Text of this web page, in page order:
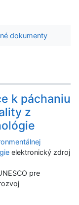
dokumenty
k páchaniu
z
elektronický zdroj
pre